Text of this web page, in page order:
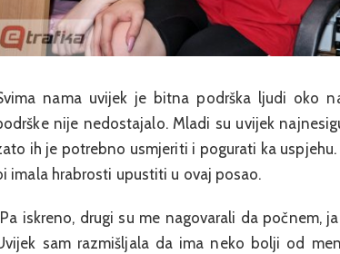
nama uvijek je bitna podrška ljudi oko
nije nedostajalo. Mladi su uvijek
ih je potrebno usmjeriti i pogurati ka
imala hrabrosti upustiti u ovaj posao.
iskreno, drugi su me nagovarali da počnem,
sam razmišljala da ima neko bolji od